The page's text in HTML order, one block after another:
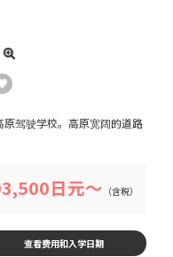
驾驶学校。高原宽阔的道路
日元～ （含税）
查看费用和入学日期